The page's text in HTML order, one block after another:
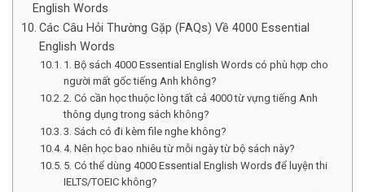
English Words
Các Câu Hỏi Thường Gặp (FAQs) Về 4000 Essential
English Words
1. Bộ sách 4000 Essential English Words có phù hợp cho
người mất gốc tiếng Anh không?
2. Có cần học thuộc lòng tất cả 4000 từ vựng tiếng Anh
thông dụng trong sách không?
3. Sách có đi kèm file nghe không?
4. Nên học bao nhiêu từ mỗi ngày từ bộ sách này?
5. Có thể dùng 4000 Essential English Words để luyện thi
IELTS/TOEIC không?